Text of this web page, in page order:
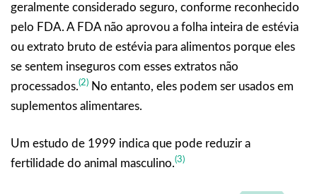
geralmente considerado seguro, conforme reconhecido
pelo FDA. A FDA não aprovou a folha inteira de estévia
ou extrato bruto de estévia para alimentos porque eles
se sentem inseguros com esses extratos não
processados.(2) No entanto, eles podem ser usados em
suplementos alimentares.
Um estudo de 1999 indica que pode reduzir a
fertilidade do animal masculino.(3)